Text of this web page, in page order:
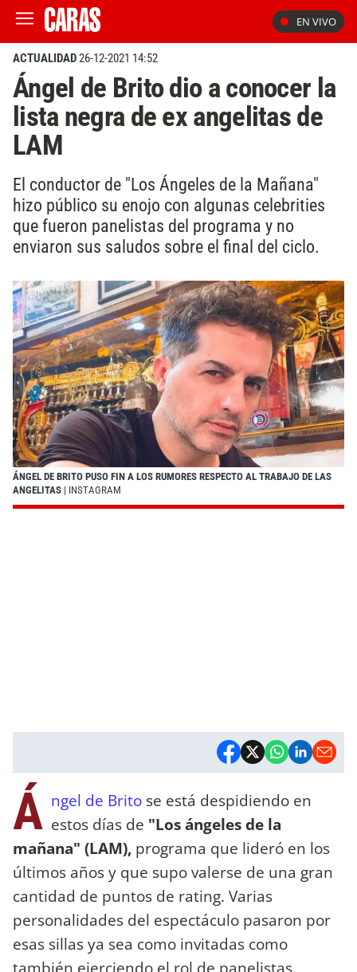
EN VIVO
ACTUALIDAD26-12-2021 14:52
Ángel de Brito dio a conocer la
lista negra de ex angelitas de
LAM
El conductor de "Los Ángeles de la Mañana"
hizo público su enojo con algunas celebrities
que fueron panelistas del programa y no
enviaron sus saludos sobre el final del ciclo.
ÁNGEL DE BRITO PUSO FIN A LOS RUMORES RESPECTO AL TRABAJO DE LAS
ANGELITAS | INSTAGRAM
Á ngel de Brito se está despidiendo en
estos días de "Los ángeles de la
mañana" (LAM), programa que lideró en los
últimos años y que supo valerse de una gran
cantidad de puntos de rating. Varias
personalidades del espectáculo pasaron por
esas sillas ya sea como invitadas como
también ejerciendo el rol de panelistas.